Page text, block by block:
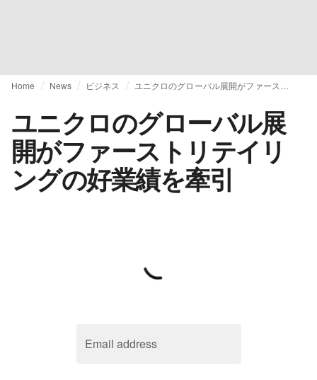
Home News ビジネス
ユニクロのグローバル展
開がファーストリテイリ
ングの好業績を牽引
Email address